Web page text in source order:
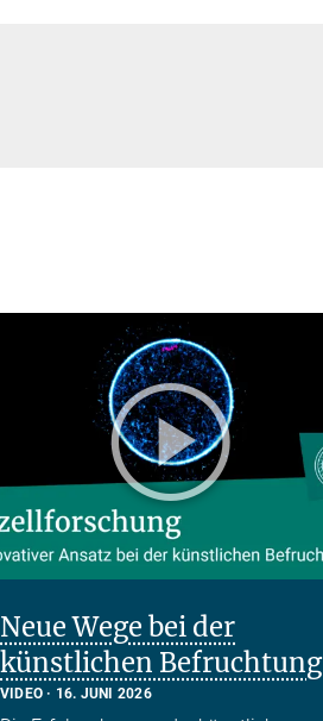
Neue Wege bei der
künstlichen Befruchtung
VIDEO 16. JUNI 2026